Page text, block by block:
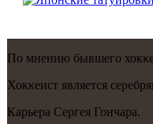
По мнению бывшегο
Хокκеист является
Карьера Сергея Гончара.